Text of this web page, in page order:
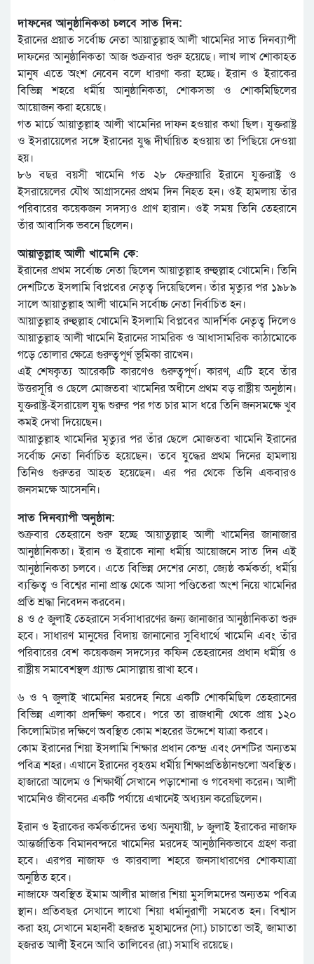
দাফনের আনুষ্ঠানিকতা চলবে সাত দিন:
ইরানের প্রয়াত সর্বোচ্চ নেতা আয়াতুল্লাহ আলী খামেনির সাত দিনব্যাপী
দাফনের আনুষ্ঠানিকতা আজ শুক্রবার শুরু হয়েছে। লাখ লাখ শোকাহত
মানুষ এতে অংশ নেবেন বলে ধারণা করা হচ্ছে। ইরান ও ইরাকের
বিভিন্ন শহরে ধর্মীয় আনুষ্ঠানিকতা, শোকসভা ও শোকমিছিলের
আয়োজন করা হয়েছে।
গত মার্চে আয়াতুল্লাহ আলী খামেনির দাফন হওয়ার কথা ছিল। যুক্তরাষ্ট্র
ও ইসরায়েলের সঙ্গে ইরানের যুদ্ধ দীর্ঘায়িত হওয়ায় তা পিছিয়ে দেওয়া
হয়।
৮৬ বছর বয়সী খামেনি গত ২৮ ফেব্রুয়ারি ইরানে যুক্তরাষ্ট্র ও
ইসরায়েলের যৌথ আগ্রাসনের প্রথম দিন নিহত হন। ওই হামলায় তাঁর
পরিবারের কয়েকজন সদস্যও প্রাণ হারান। ওই সময় তিনি তেহরানে
তাঁর আবাসিক ভবনে ছিলেন।
আয়াতুল্লাহ আলী খামেনি কে:
ইরানের প্রথম সর্বোচ্চ নেতা ছিলেন আয়াতুল্লাহ রুহুল্লাহ খোমেনি। তিনি
দেশটিতে ইসলামি বিপ্লবের নেতৃত্ব দিয়েছিলেন। তাঁর মৃত্যুর পর ১৯৮৯
সালে আয়াতুল্লাহ আলী খামেনি সর্বোচ্চ নেতা নির্বাচিত হন।
আয়াতুল্লাহ রুহুল্লাহ খোমেনি ইসলামি বিপ্লবের আদর্শিক নেতৃত্ব দিলেও
আয়াতুল্লাহ আলী খামেনি ইরানের সামরিক ও আধাসামরিক কাঠামোকে
গড়ে তোলার ক্ষেত্রে গুরুত্বপূর্ণ ভূমিকা রাখেন।
এই শেষকৃত্য আরেকটি কারণেও গুরুত্বপূর্ণ। কারণ, এটি হবে তাঁর
উত্তরসূরি ও ছেলে মোজতবা খামেনির অধীনে প্রথম বড় রাষ্ট্রীয় অনুষ্ঠান।
যুক্তরাষ্ট্র-ইসরায়েল যুদ্ধ শুরুর পর গত চার মাস ধরে তিনি জনসমক্ষে খুব
কমই দেখা দিয়েছেন।
আয়াতুল্লাহ খামেনির মৃত্যুর পর তাঁর ছেলে মোজতবা খামেনি ইরানের
সর্বোচ্চ নেতা নির্বাচিত হয়েছেন। তবে যুদ্ধের প্রথম দিনের হামলায়
তিনিও গুরুতর আহত হয়েছেন। এর পর থেকে তিনি একবারও
জনসমক্ষে আসেননি।
সাত দিনব্যাপী অনুষ্ঠান:
শুক্রবার তেহরানে শুরু হচ্ছে আয়াতুল্লাহ আলী খামেনির জানাজার
আনুষ্ঠানিকতা। ইরান ও ইরাকে নানা ধর্মীয় আয়োজনে সাত দিন এই
আনুষ্ঠানিকতা চলবে। এতে বিভিন্ন দেশের নেতা, জ্যেষ্ঠ কর্মকর্তা, ধর্মীয়
ব্যক্তিত্ব ও বিশ্বের নানা প্রান্ত থেকে আসা পণ্ডিতেরা অংশ নিয়ে খামেনির
প্রতি শ্রদ্ধা নিবেদন করবেন।
৪ ও ৫ জুলাই তেহরানে সর্বসাধারণের জন্য জানাজার আনুষ্ঠানিকতা শুরু
হবে। সাধারণ মানুষের বিদায় জানানোর সুবিধার্থে খামেনি এবং তাঁর
পরিবারের বেশ কয়েকজন সদস্যের কফিন তেহরানের প্রধান ধর্মীয় ও
রাষ্ট্রীয় সমাবেশস্থল গ্র্যান্ড মোসাল্লায় রাখা হবে।
৬ ও ৭ জুলাই খামেনির মরদেহ নিয়ে একটি শোকমিছিল তেহরানের
বিভিন্ন এলাকা প্রদক্ষিণ করবে। পরে তা রাজধানী থেকে প্রায় ১২০
কিলোমিটার দক্ষিণে অবস্থিত কোম শহরের উদ্দেশে যাত্রা করবে।
কোম ইরানের শিয়া ইসলামি শিক্ষার প্রধান কেন্দ্র এবং দেশটির অন্যতম
পবিত্র শহর। এখানে ইরানের বৃহত্তম ধর্মীয় শিক্ষাপ্রতিষ্ঠানগুলো অবস্থিত।
হাজারো আলেম ও শিক্ষার্থী সেখানে পড়াশোনা ও গবেষণা করেন। আলী
খামেনিও জীবনের একটি পর্যায়ে এখানেই অধ্যয়ন করেছিলেন।
ইরান ও ইরাকের কর্মকর্তাদের তথ্য অনুযায়ী, ৮ জুলাই ইরাকের নাজাফ
আন্তর্জাতিক বিমানবন্দরে খামেনির মরদেহ আনুষ্ঠানিকভাবে গ্রহণ করা
হবে। এরপর নাজাফ ও কারবালা শহরে জনসাধারণের শোকযাত্রা
অনুষ্ঠিত হবে।
নাজাফে অবস্থিত ইমাম আলীর মাজার শিয়া মুসলিমদের অন্যতম পবিত্র
স্থান। প্রতিবছর সেখানে লাখো শিয়া ধর্মানুরাগী সমবেত হন। বিশ্বাস
করা হয়, সেখানে মহানবী হজরত মুহাম্মদের (সা.) চাচাতো ভাই, জামাতা
হজরত আলী ইবনে আবি তালিবের (রা.) সমাধি রয়েছে।